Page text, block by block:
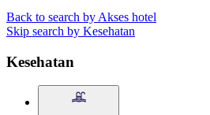
Back to search by Akses hotel
Skip search by Kesehatan
Kesehatan